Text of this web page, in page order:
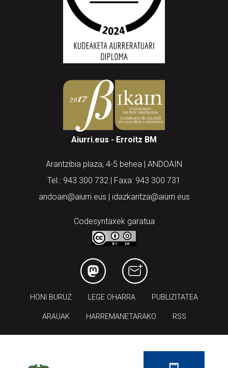
Aiurri.eus - Erroitz BM
Arantzibia plaza, 4-5 behea | ANDOAIN
Tel.: 943 300 732 | Faxa: 943 300 731
andoain@aiurri.eus | idazkaritza@aiurri.eus
Codesyntaxek garatua
HONI BURUZ LEGE OHARRA PUBLIZITATEA
ARAUAK HARREMANETARAKO RSS